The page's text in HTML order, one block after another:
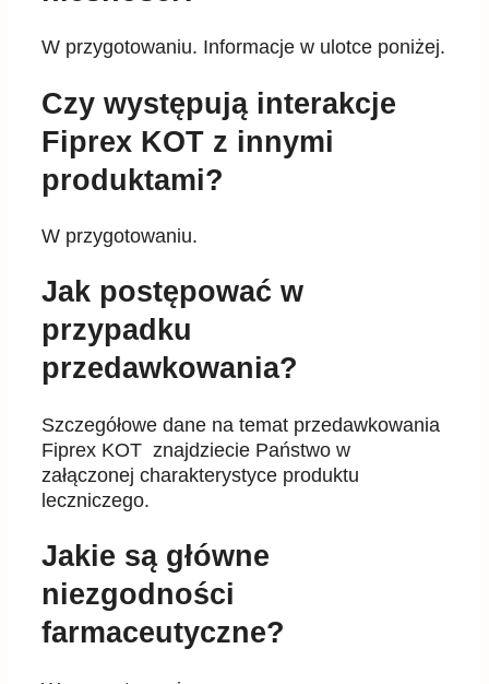
W przygotowaniu. Informacje w ulotce poniżej.
Czy występują interakcje
Fiprex KOT z innymi
produktami?
W przygotowaniu.
Jak postępować w
przypadku
przedawkowania?
Szczegółowe dane na temat przedawkowania
Fiprex KOT znajdziecie Państwo w
załączonej charakterystyce produktu
leczniczego.
Jakie są główne
niezgodności
farmaceutyczne?